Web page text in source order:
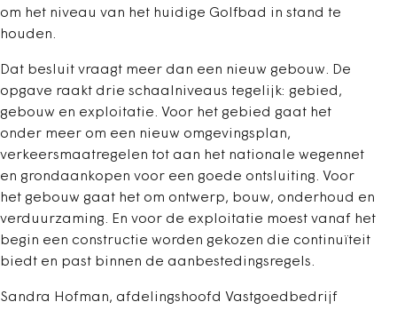
om het niveau van het huidige Golfbad in stand te
houden.
Dat besluit vraagt meer dan een nieuw gebouw. De
opgave raakt drie schaalniveaus tegelijk: gebied,
gebouw en exploitatie. Voor het gebied gaat het
onder meer om een nieuw omgevingsplan,
verkeersmaatregelen tot aan het nationale wegennet
en grondaankopen voor een goede ontsluiting. Voor
het gebouw gaat het om ontwerp, bouw, onderhoud en
verduurzaming. En voor de exploitatie moest vanaf het
begin een constructie worden gekozen die continuïteit
biedt en past binnen de aanbestedingsregels.
Sandra Hofman, afdelingshoofd Vastgoedbedrijf